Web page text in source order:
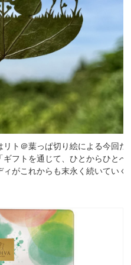
ト＠葉っぱ切り絵による今回だ
フトを通じて、ひとからひとへ
がこれからも末永く続いていく